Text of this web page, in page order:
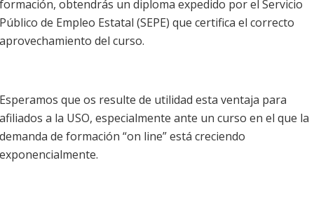
formación, obtendrás un diploma expedido por el Servicio
Público de Empleo Estatal (SEPE) que certifica el correcto
aprovechamiento del curso.
Esperamos que os resulte de utilidad esta ventaja para
afiliados a la USO, especialmente ante un curso en el que la
demanda de formación “on line” está creciendo
exponencialmente.